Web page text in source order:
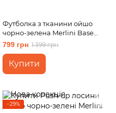
Футболка з тканини ойшо
чорно-зелена Merlini Base
800001081 розмір L-XL
799 грн 1 399 грн
Купити
−29%